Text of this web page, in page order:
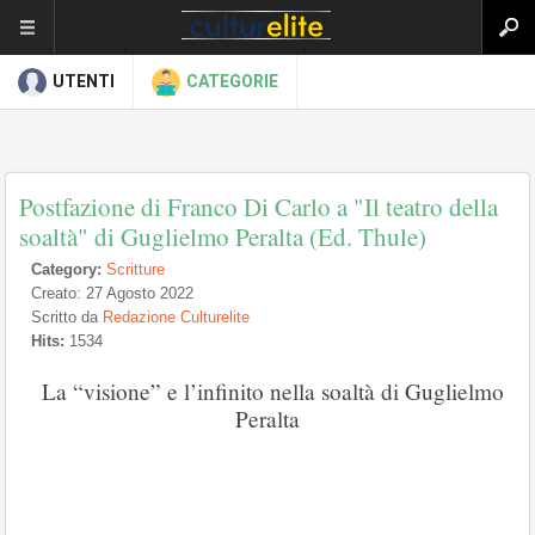
UTENTI CATEGORIE
Postfazione di Franco Di Carlo a "Il teatro della
soaltà" di Guglielmo Peralta (Ed. Thule)
Category: Scritture
Creato: 27 Agosto 2022
Scritto da Redazione Culturelite
Hits: 1534
La “visione” e l’infinito nella soaltà di Guglielmo
Peralta